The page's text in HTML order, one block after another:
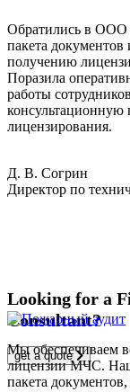
Обратились в ООО
пакета
получению
Поразила
работы
консультационную
лицензирования.
Д. В. Согрин
Директор по
Looking for a
Consultant?
get a quote
Мы обеспечиваем
лицензии МЧС.
пакета